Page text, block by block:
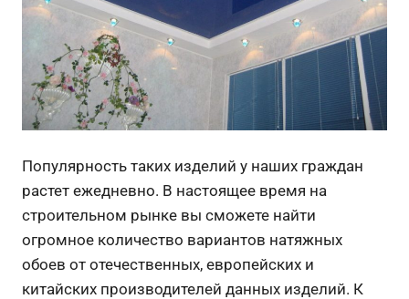
Популярность таких изделий у наших граждан
растет ежедневно. В настоящее время на
строительном рынке вы сможете найти
огромное количество вариантов натяжных
обоев от отечественных, европейских и
китайских производителей данных изделий. К